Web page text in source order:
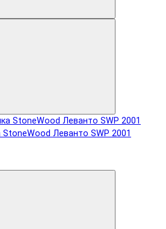
StoneWood Леванто SWP 2001